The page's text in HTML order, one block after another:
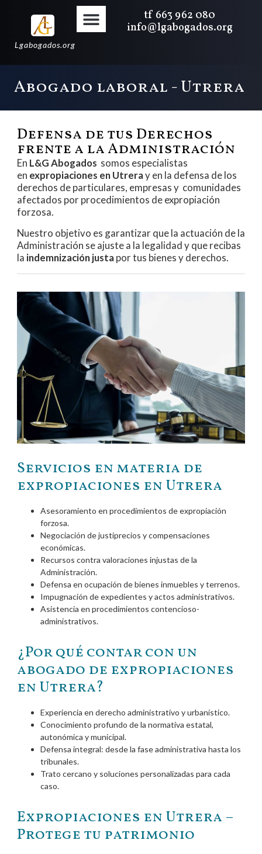
Lgabogados.org
tf 663 962 080
info@lgabogados.org
Abogado laboral - Utrera
Defensa de tus Derechos
frente a la Administración
En L&G Abogados somos especialistas
en expropiaciones en Utreray en la defensa de los
derechos de particulares, empresas y comunidades
afectados por procedimientos de expropiación
forzosa.
Nuestro objetivo es garantizar que la actuación de la
Administración se ajuste a la legalidad y que recibas
la indemnización justapor tus bienes y derechos.
Servicios en materia de
expropiaciones en Utrera
Asesoramiento en procedimientos de expropiación
forzosa.
Negociación de justiprecios y compensaciones
económicas.
Recursos contra valoraciones injustas de la
Administración.
Defensa en ocupación de bienes inmuebles y terrenos.
Impugnación de expedientes y actos administrativos.
Asistencia en procedimientos contencioso-
administrativos.
¿Por qué contar con un
abogado de expropiaciones
en Utrera?
Experiencia en derecho administrativo y urbanístico.
Conocimiento profundo de la normativa estatal,
autonómica y municipal.
Defensa integral: desde la fase administrativa hasta los
tribunales.
Trato cercano y soluciones personalizadas para cada
caso.
Expropiaciones en Utrera –
Protege tu patrimonio